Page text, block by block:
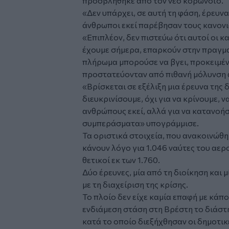
«Δεν υπάρχει, σε αυτή τη φάση,
άνθρωποι εκεί παρέβησαν τους
«Επιπλέον, δεν πιστεύω ότι αυτοί οι
έχουμε σήμερα, επαρκούν στην
πλήρωμα μπορούσε να βγει,
προστατεύονταν από πιθανή
«Βρίσκεται σε εξέλιξη μια έρευνα
διευκρινίσουμε, όχι για να κρίνουμε,
ανθρώπους εκεί, αλλά για να
συμπεράσματα» υπογράμμισε.
Τα οριστικά στοιχεία, που
κάνουν λόγο για 1.046 ναύτες του
θετικοί εκ των 1.760.
Δύο έρευνες, μία από τη διοίκηση και
με τη διαχείριση της κρίσης.
Το πλοίο δεν είχε καμία επαφή με
ενδιάμεση στάση στη Βρέστη το
κατά το οποίο διεξήχθησαν οι